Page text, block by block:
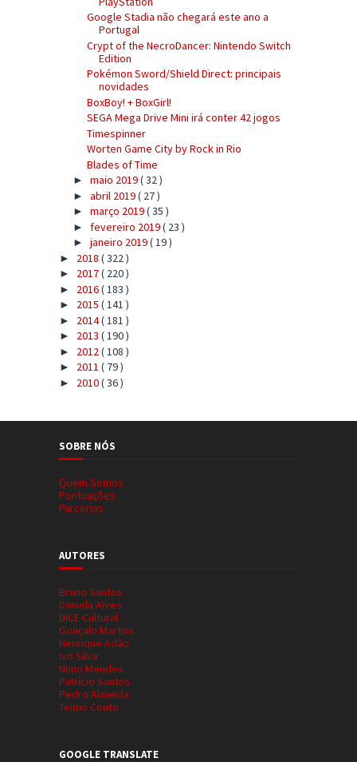
Google Stadia não chegará este ano a
Portugal
Crypt of the NecroDancer: Nintendo Switch
Edition
Pokémon Sword/Shield Direct: principais
novidades
BoxBoy! + BoxGirl!
SEGA Mega Drive Mini irá conter 42 jogos
Timespinner
Worten Game City by Rock in Rio
Blades of Time
► maio 2019( 32 )
► abril 2019( 27 )
► março 2019( 35 )
► fevereiro 2019( 23 )
► janeiro 2019( 19 )
► 2018 ( 322 )
► 2017( 220 )
► 2016( 183 )
► 2015 ( 141 )
► 2014( 181 )
► 2013 ( 190 )
► 2012( 108 )
► 2011 ( 79 )
► 2010( 36 )
SOBRE NÓS
Quem Somos
Pontuações
Parcerias
AUTORES
Bruno Santos
Daniela Alves
DICE Cultural
Gonçalo Martins
Henrique Adão
Ivo Silva
Nuno Mendes
Patrício Santos
Pedro Almeida
Telmo Couto
GOOGLE TRANSLATE